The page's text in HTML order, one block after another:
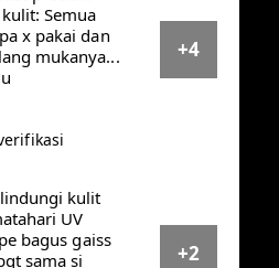
global
20406
foto/video Pembelian
ulasan · Filter
Reset